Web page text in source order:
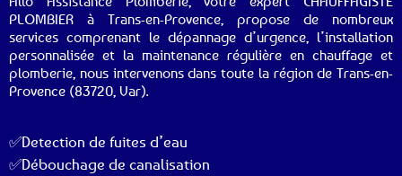
PLOMBIER à Trans-en-Provence, propose de nombreux
services comprenant le dépannage d’urgence, l’installation
personnalisée et la maintenance régulière en chauffage et
plomberie, nous intervenons dans toute la région de Trans-en-
Provence (83720, Var).
✅Detection de fuites d’eau
✅Débouchage de canalisation